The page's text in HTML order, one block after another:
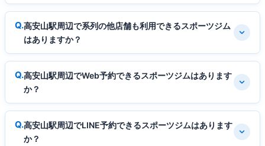
高安山駅周辺で系列の他店舗も利用できるスポーツジム
はありますか？
高安山駅周辺でWeb予約できるスポーツジムはあります
か？
高安山駅周辺でLINE予約できるスポーツジムはあります
か？